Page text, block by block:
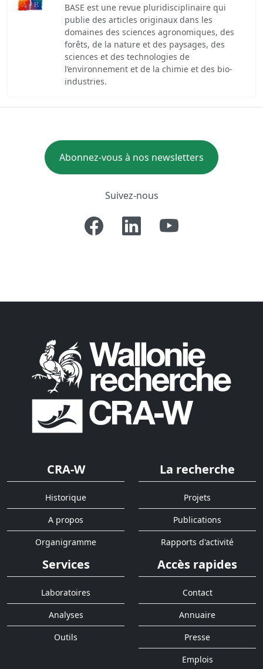
BASE est une revue pluridisciplinaire qui
publie des articles originaux dans les
domaines des sciences agronomiques, des
forêts, de la nature et des paysages, des
sciences et des technologies de
l’environnement et de la chimie et des bio-
industries.
Abonnez-vous à nos newsletters
Suivez-nous
CRA-W
Historique
A propos
Organigramme
La recherche
Projets
Publications
Rapports d'activité
Services
Laboratoires
Analyses
Outils
Accès rapides
Contact
Annuaire
Presse
Emplois